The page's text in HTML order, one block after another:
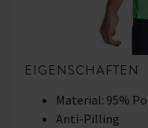
EIGENSCHAFTEN
Material: 95%
Anti-Pilling